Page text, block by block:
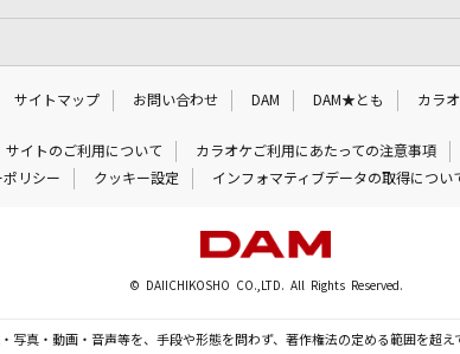
サイトマップ お問い合わせ DAM DAM★とも カラ
サイトのご利用について カラオケご利用にあたっての注意事項
リシー
クッキー設定 インフォマティブデータの取得につい
© DAIICHIKOSHO CO.,LTD. All Rights Reserved.
写真・動画・音声等を、手段や形態を問わず、著作権法の定める範囲を超え